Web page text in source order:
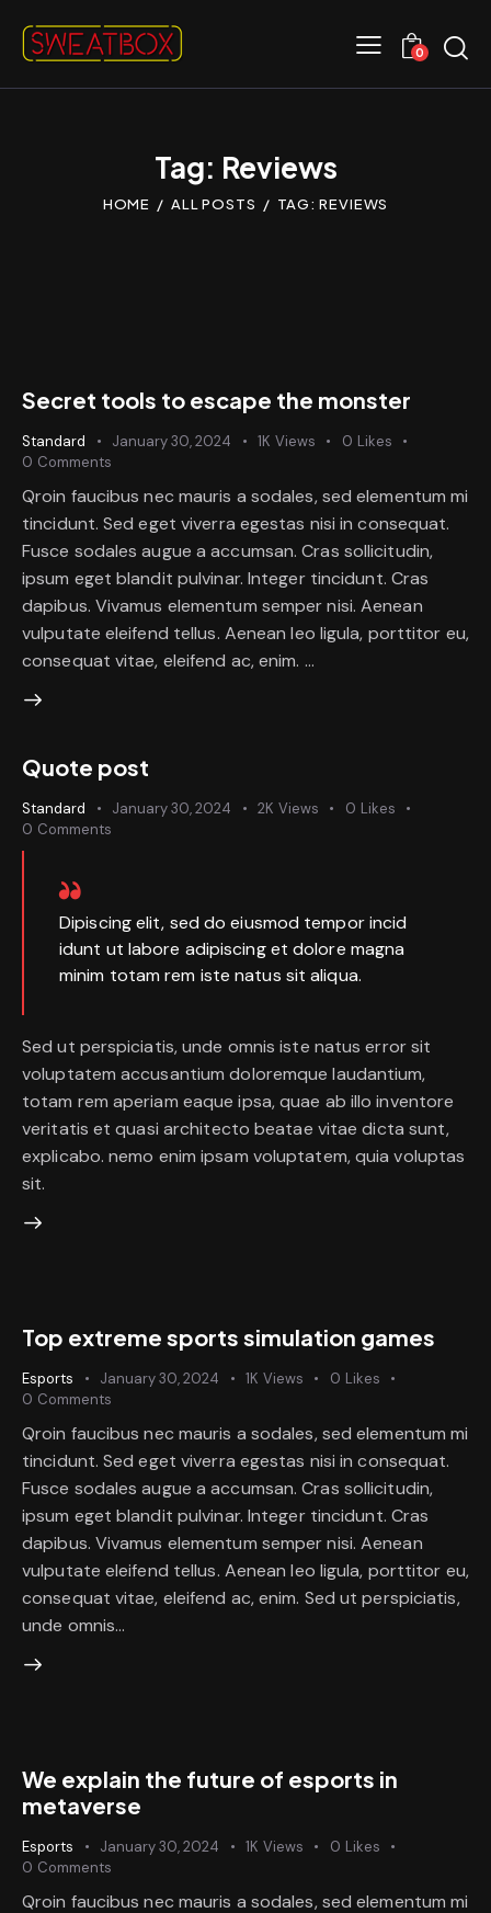
0
Tag: Reviews
HOME ALL POSTS TAG: REVIEWS
u
i
T
i
t
l
e
H
e
e
Secret tools to escape the monster
Standard January 30, 2024 1K Views 0 Likes
0 Comments
Qroin faucibus nec mauris a sodales, sed elementum mi
tincidunt. Sed eget viverra egestas nisi in consequat.
Fusce sodales augue a accumsan. Cras sollicitudin,
ipsum eget blandit pulvinar. Integer tincidunt. Cras
dapibus. Vivamus elementum semper nisi. Aenean
vulputate eleifend tellus. Aenean leo ligula, porttitor eu,
consequat vitae, eleifend ac, enim. …
Quote post
Standard January 30, 2024 2K Views 0 Likes
0 Comments
Dipiscing elit, sed do eiusmod tempor incid
idunt ut labore adipiscing et dolore magna
minim totam rem iste natus sit aliqua.
Sed ut perspiciatis, unde omnis iste natus error sit
voluptatem accusantium doloremque laudantium,
totam rem aperiam eaque ipsa, quae ab illo inventore
veritatis et quasi architecto beatae vitae dicta sunt,
explicabo. nemo enim ipsam voluptatem, quia voluptas
sit.
Top extreme sports simulation games
Esports January 30, 2024 1K Views 0 Likes
0 Comments
Qroin faucibus nec mauris a sodales, sed elementum mi
tincidunt. Sed eget viverra egestas nisi in consequat.
Fusce sodales augue a accumsan. Cras sollicitudin,
ipsum eget blandit pulvinar. Integer tincidunt. Cras
dapibus. Vivamus elementum semper nisi. Aenean
vulputate eleifend tellus. Aenean leo ligula, porttitor eu,
consequat vitae, eleifend ac, enim. Sed ut perspiciatis,
unde omnis…
We explain the future of esports in
metaverse
Esports January 30, 2024 1K Views 0 Likes
0 Comments
Qroin faucibus nec mauris a sodales, sed elementum mi